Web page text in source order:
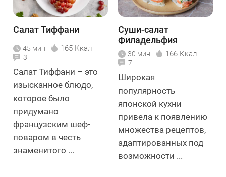
Салат Тиффани
45 мин 165 Ккал
3
Салат Тиффани – это
изысканное блюдо,
которое было
придумано
французским шеф-
поваром в честь
знаменитого ...
Суши-салат
Филадельфия
30 мин 166 Ккал
7
Широкая
популярность
японской кухни
привела к появлению
множества рецептов,
адаптированных под
возможности ...